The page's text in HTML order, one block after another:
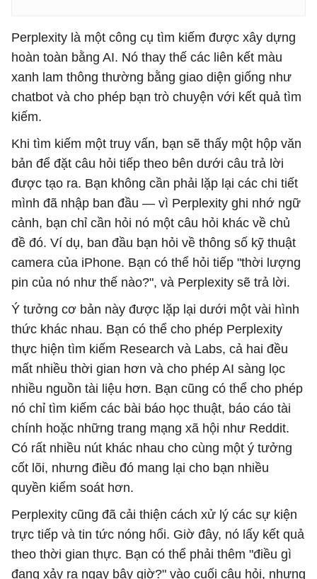
Perplexity là một công cụ tìm kiếm được xây dựng
hoàn toàn bằng AI. Nó thay thế các liên kết màu
xanh lam thông thường bằng giao diện giống như
chatbot và cho phép bạn trò chuyện với kết quả tìm
kiếm.
Khi tìm kiếm một truy vấn, bạn sẽ thấy một hộp văn
bản để đặt câu hỏi tiếp theo bên dưới câu trả lời
được tạo ra. Bạn không cần phải lặp lại các chi tiết
mình đã nhập ban đầu — vì Perplexity ghi nhớ ngữ
cảnh, bạn chỉ cần hỏi nó một câu hỏi khác về chủ
đề đó. Ví dụ, ban đầu bạn hỏi về thông số kỹ thuật
camera của iPhone. Bạn có thể hỏi tiếp "thời lượng
pin của nó như thế nào?", và Perplexity sẽ trả lời.
Ý tưởng cơ bản này được lặp lại dưới một vài hình
thức khác nhau. Bạn có thể cho phép Perplexity
thực hiện tìm kiếm Research và Labs, cả hai đều
mất nhiều thời gian hơn và cho phép AI sàng lọc
nhiều nguồn tài liệu hơn. Bạn cũng có thể cho phép
nó chỉ tìm kiếm các bài báo học thuật, báo cáo tài
chính hoặc những trang mạng xã hội như Reddit.
Có rất nhiều nút khác nhau cho cùng một ý tưởng
cốt lõi, nhưng điều đó mang lại cho bạn nhiều
quyền kiểm soát hơn.
Perplexity cũng đã cải thiện cách xử lý các sự kiện
trực tiếp và tin tức nóng hổi. Giờ đây, nó lấy kết quả
theo thời gian thực. Bạn có thể phải thêm "điều gì
đang xảy ra ngay bây giờ?" vào cuối câu hỏi, nhưng